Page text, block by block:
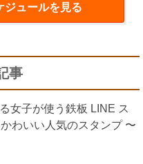
ジュールを見る
事
女子が使う鉄板 LINE ス
わいい人気のスタンプ 〜